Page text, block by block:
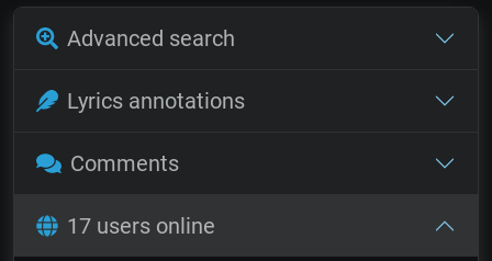
Advanced search
Lyrics annotations
Comments
17 users online